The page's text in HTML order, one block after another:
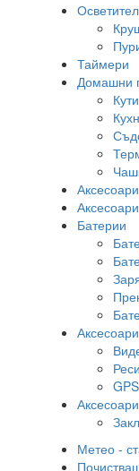
Таймери
Домашни
Батерии
Метео -